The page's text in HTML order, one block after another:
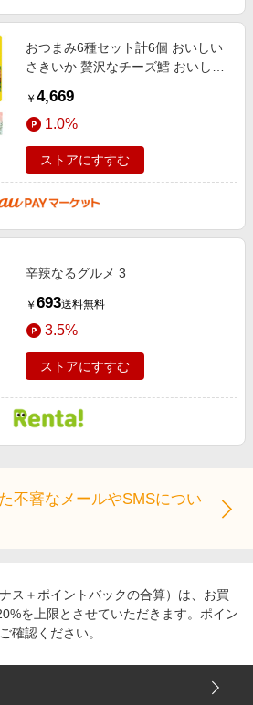
おつまみ6種セット計6個 おいしい
さきいか 贅沢なチーズ鱈 おいしい
も 粗挽きサラミ
￥ 4,669
1.0%
ストアにすすむ
辛辣なるグルメ 3
￥ 693送料無料
3.5%
ストアにすすむ
不審なメールやSMSについ
ス＋ポイントバックの合算）は、お買
を上限とさせていただきます。ポイン
確認ください。